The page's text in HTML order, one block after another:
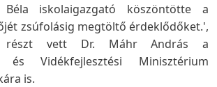
iskolaigazgató köszöntötte a
zsúfolásig megtöltő érdeklődőket.',
részt vett Dr. Máhr András a
és Vidékfejlesztési Minisztérium
is.